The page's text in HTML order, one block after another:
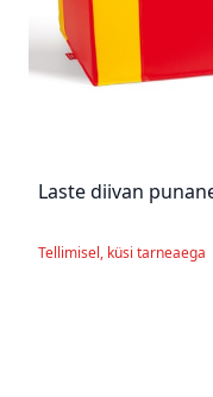
Laste diivan
Tellimisel, küsi tarneaega